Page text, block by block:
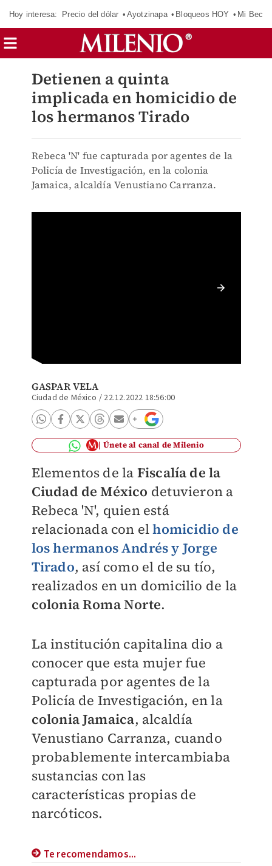
Hoy interesa: Precio del dólar Ayotzinapa Bloqueos HOY Mi Beca
Detienen a quinta
implicada en homicidio de
los hermanos Tirado
Rebeca 'N' fue capturada por agentes de la
Policía de Investigación, en la colonia
Jamaica, alcaldía Venustiano Carranza.
GASPAR VELA
Ciudad de México / 22.12.2022 18:56:00
Únete al canal de Milenio
Elementos de la Fiscalía de la
Ciudad de México detuvieron a
Rebeca 'N', quien está
relacionada con elhomicidio de
los hermanos Andrés y Jorge
Tirado, así como el de su tío,
realizados en un domicilio de la
colonia Roma Norte.
La institución capitalina dio a
conocer que esta mujer fue
capturada por agentes de la
Policía de Investigación, en la
colonia Jamaica, alcaldía
Venustiano Carranza, cuando
probablemente intercambiaba
sustancias con las
características propias de
narcóticos.
Te recomendamos...